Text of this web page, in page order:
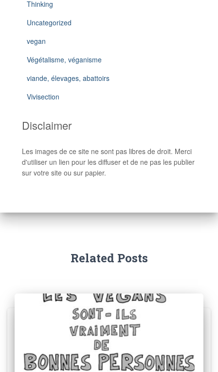
Thinking
Uncategorized
vegan
Végétalisme, véganisme
viande, élevages, abattoirs
Vivisection
Disclaimer
Les images de ce site ne sont pas libres de droit. Merci
d'utiliser un lien pour les diffuser et de ne pas les publier
sur votre site ou sur papier.
Related Posts